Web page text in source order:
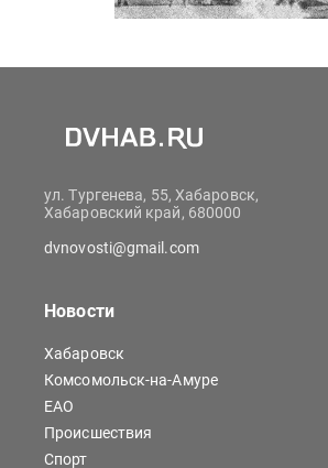
ул. Тургенева, 55, Хабаровск,
Хабаровский край, 680000
dvnovosti@gmail.com
Новости
Хабаровск
Комсомольск-на-Амуре
ЕАО
Происшествия
Спорт